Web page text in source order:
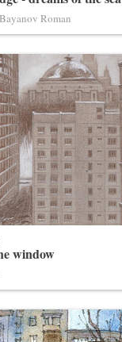
Roman
window